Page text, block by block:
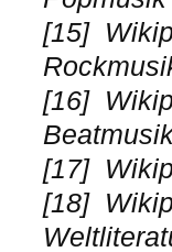
[15]
[16]
[17]
[18]